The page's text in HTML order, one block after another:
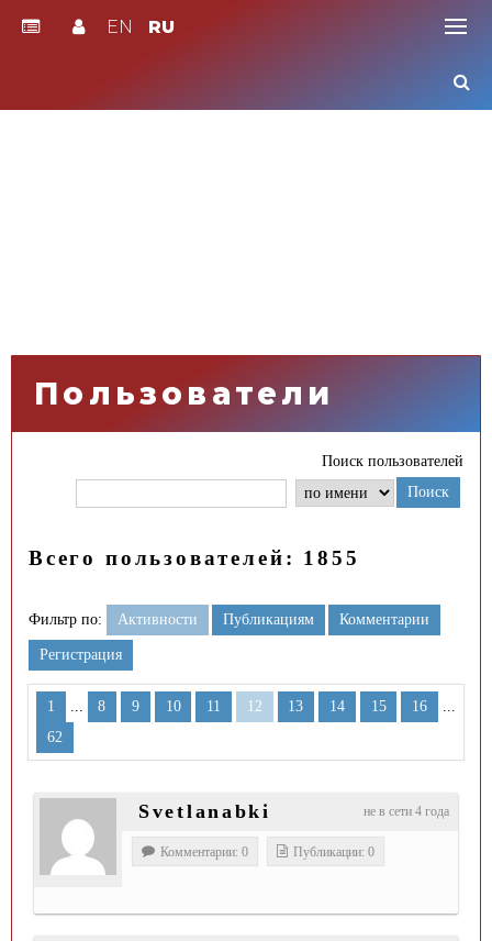
EN RU
Пользователи
Поиск пользователей
Поиск
Всего пользователей: 1855
Фильтр по: Активности Публикациям Комментарии
Регистрация
1 ... 8 9 10 11 12 13 14 15 16 ...
62
не в сети 4 года
Svetlanabki
Комментарии: 0 Публикации: 0